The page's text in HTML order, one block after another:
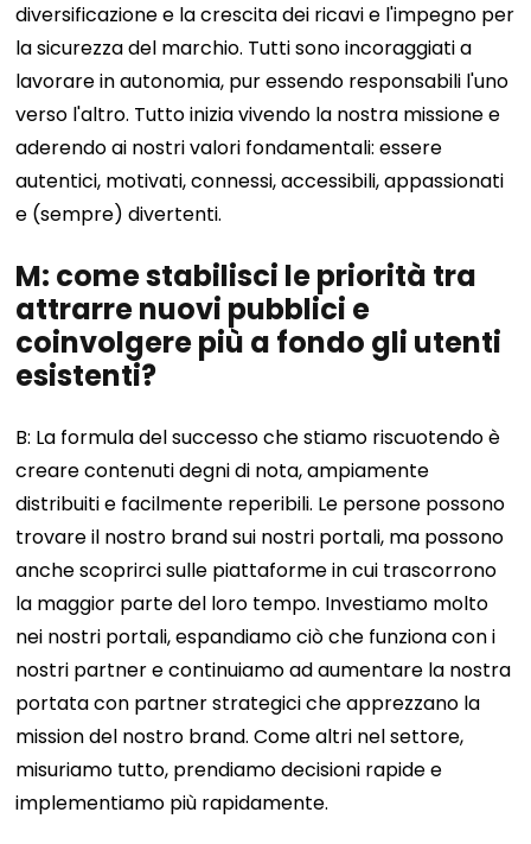
diversificazione e la crescita dei ricavi e l'impegno per
la sicurezza del marchio. Tutti sono incoraggiati a
lavorare in autonomia, pur essendo responsabili l'uno
verso l'altro. Tutto inizia vivendo la nostra missione e
aderendo ai nostri valori fondamentali: essere
autentici, motivati, connessi, accessibili, appassionati
e (sempre) divertenti.
M: come stabilisci le priorità tra
attrarre nuovi pubblici e
coinvolgere più a fondo gli utenti
esistenti?
B: La formula del successo che stiamo riscuotendo è
creare contenuti degni di nota, ampiamente
distribuiti e facilmente reperibili. Le persone possono
trovare il nostro brand sui nostri portali, ma possono
anche scoprirci sulle piattaforme in cui trascorrono
la maggior parte del loro tempo. Investiamo molto
nei nostri portali, espandiamo ciò che funziona con i
nostri partner e continuiamo ad aumentare la nostra
portata con partner strategici che apprezzano la
mission del nostro brand. Come altri nel settore,
misuriamo tutto, prendiamo decisioni rapide e
implementiamo più rapidamente.